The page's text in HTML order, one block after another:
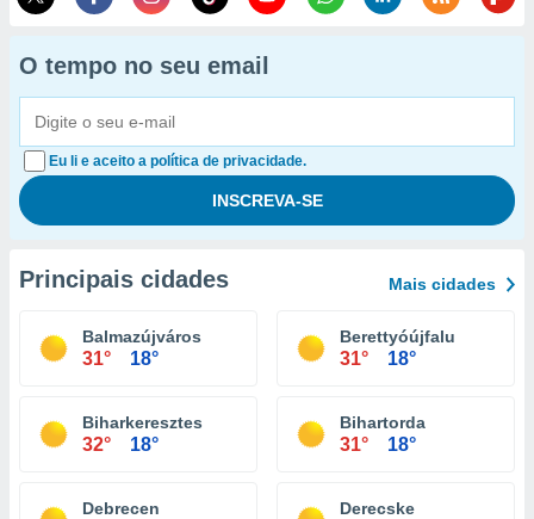
O tempo no seu email
Eu li e aceito a política de privacidade.
Principais cidades Mais cidades
Balmazújváros
31° 18°
Berettyóújfalu
31° 18°
Biharkeresztes
32° 18°
Bihartorda
31° 18°
Debrecen Derecske